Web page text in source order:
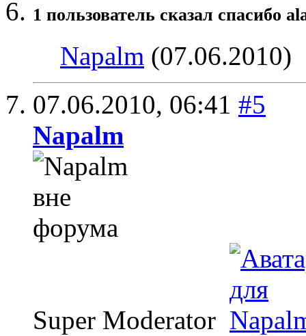
1 пользователь сказал cпасибо
Napalm (07.06.2010)
07.06.2010, 06:41 #5
Napalm
Super Moderator